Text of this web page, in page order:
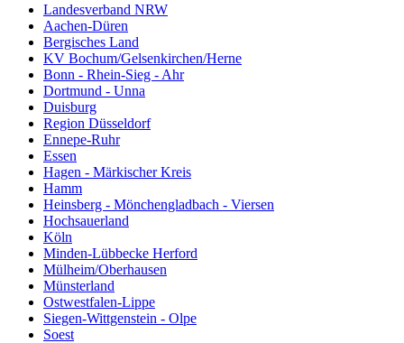
Landesverband NRW
Aachen-Düren
Bergisches Land
KV Bochum/Gelsenkirchen/Herne
Bonn - Rhein-Sieg - Ahr
Dortmund - Unna
Duisburg
Region Düsseldorf
Ennepe-Ruhr
Essen
Hagen - Märkischer Kreis
Hamm
Heinsberg - Mönchengladbach - Viersen
Hochsauerland
Köln
Minden-Lübbecke Herford
Mülheim/Oberhausen
Münsterland
Ostwestfalen-Lippe
Siegen-Wittgenstein - Olpe
Soest